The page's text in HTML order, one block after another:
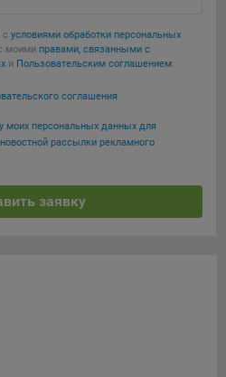
с условиями обработки персональных
моими правами, связанными с
и Пользовательским соглашением:
соглашения
моих персональных данных для
рассылки рекламного
заявку